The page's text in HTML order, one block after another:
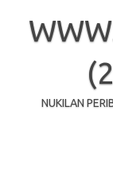
content
NUKILAN